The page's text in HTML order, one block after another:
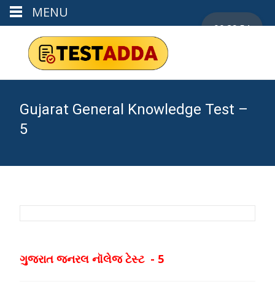
Gujarat General Knowledge Test –
5
00:29:53
ગુજરાત જનરલ નૉલેજ ટેસ્ટ - 5
MENU